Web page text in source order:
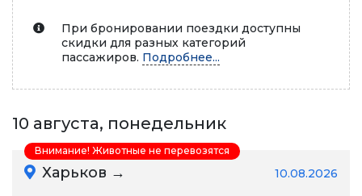
При бронировании поездки доступны
скидки для разных категорий
пассажиров. Подробнее...
10 августа, понедельник
Харьков → 10.08.2026
Внимание! Животные не перевозятся